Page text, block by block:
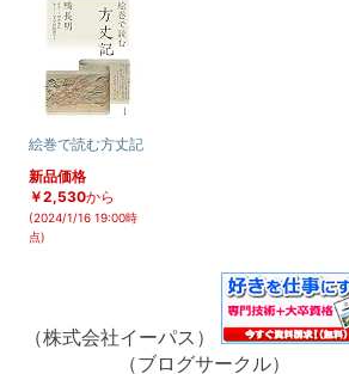
絵巻で読む方丈記
新品価格
￥2,530から
(2024/1/16 19:00時
点)
（株式会社イーパス）
（ブログサークル）